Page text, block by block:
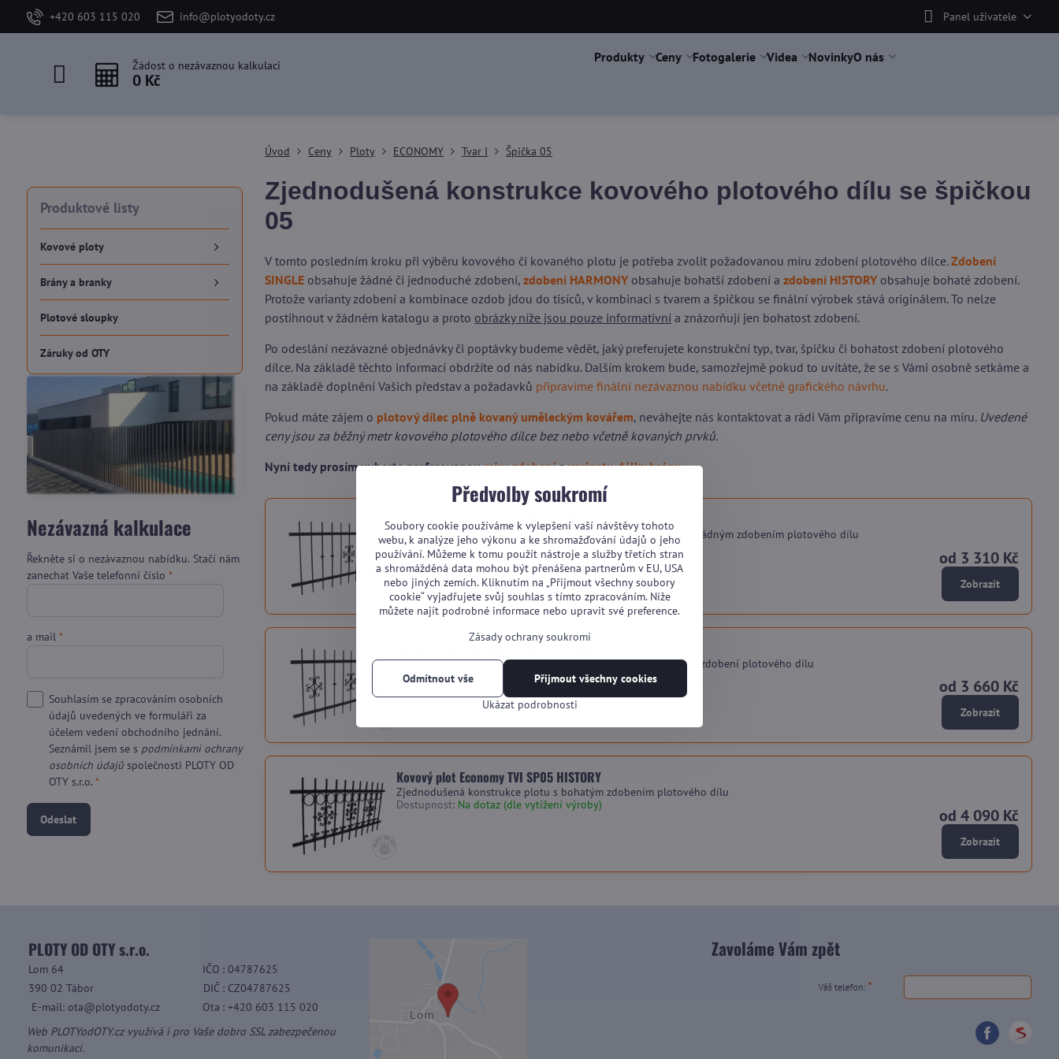
+420 603 115 020 info@plotyodoty.cz Panel uživatele
Žádost o nezávaznou kalkulaci
0 Kč
Produkty Ceny Fotogalerie Videa NovinkyO nás
Úvod Ceny Ploty ECONOMY Tvar I Špička 05
Zjednodušená konstrukce kovového plotového dílu se špičkou
05
V tomto posledním kroku při výběru kovového či kovaného plotu je potřeba zvolit požadovanou míru zdobení plotového dílce.Zdobení
SINGLE obsahuje žádné či jednoduché zdobení,zdobení HARMONYobsahuje bohatší zdobení a zdobení HISTORYobsahuje bohaté zdobení.
Protože varianty zdobení a kombinace ozdob jdou do tisíců, v kombinaci s tvarem a špičkou se finální výrobek stává originálem. To nelze
postihnout v žádném katalogu a proto obrázky níže jsou pouze informativní a znázorňují jen bohatost zdobení.
Po odeslání nezávazné objednávky či poptávky budeme vědět, jaký preferujete konstrukční typ, tvar, špičku či bohatost zdobení plotového
dílce. Na základě těchto informací obdržíte od nás nabídku. Dalším krokem bude, samozřejmě pokud to uvítáte, že se s Vámi osobně setkáme a
na základě doplnění Vašich představ a požadavků připravíme finální nezávaznou nabídku včetně grafického návrhu.
Pokud máte zájem o plotový dílec plně kovaný uměleckým kovářem, neváhejte nás kontaktovat a rádi Vám připravíme cenu na míru. Uvedené
ceny jsou za běžný metr kovového plotového dílce bez nebo včetně kovaných prvků.
Nyní tedy prosím vyberte preferovanoumíru zdobeníavariantu délky brány.
Kovový plot Economy TVI SP05 SINGLE
Zjednodušená konstrukce kovového plotu se základním nebo žádným zdobením plotového dílu
Dostupnost: Na dotaz (dle vytížení výroby)
od 3 310 Kč
Zobrazit
Kovový plot Economy TVI SP05 HARMONY
Zjednodušená konstrukce kovového plotu s pokročilými prvky zdobení plotového dílu
Dostupnost: Na dotaz (dle vytížení výroby)
od 3 660 Kč
Zobrazit
Kovový plot Economy TVI SP05 HISTORY
Zjednodušená konstrukce plotu s bohatým zdobením plotového dílu
Dostupnost: Na dotaz (dle vytížení výroby)
od 4 090 Kč
Zobrazit
Produktové listy
Kovové ploty
Brány a branky
Plotové sloupky
Záruky od OTY
Nezávazná kalkulace
Řekněte si o nezávaznou nabídku. Stačí nám
zanechat Vaše telefonní číslo *
a mail *
Souhlasím se zpracováním osobních
údajů uvedených ve formuláři za
účelem vedení obchodního jednání.
Seznámil jsem se s podmínkami ochrany
osobních údajů společnosti PLOTY OD
OTY s.r.o. *
Odeslat
PLOTY OD OTY s.r.o.
Lom 64 IČO : 04787625
390 02 Tábor
DIČ : CZ04787625
E-mail: ota@plotyodoty.cz
Ota : +420 603 115 020
Web PLOTYodOTY.cz využívá i pro Vaše dobro SSL zabezpečenou
komunikaci.
Zavoláme Vám zpět
Předvolby soukromí
Soubory cookie používáme k vylepšení vaší návštěvy tohoto
webu, k analýze jeho výkonu a ke shromažďování údajů o jeho
používání. Můžeme k tomu použít nástroje a služby třetích stran
a shromážděná data mohou být přenášena partnerům v EU, USA
nebo jiných zemích. Kliknutím na „Přijmout všechny soubory
cookie“ vyjadřujete svůj souhlas s tímto zpracováním. Níže
můžete najít podrobné informace nebo upravit své preference.
Zásady ochrany soukromí
Ukázat podrobnosti
Přijmout všechny cookies
Odmítnout vše